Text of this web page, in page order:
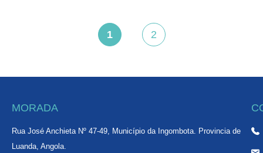
1 2
MORADA
Rua José Anchieta Nº 47-49, Município da Ingombota. Provincia de
Luanda, Angola.